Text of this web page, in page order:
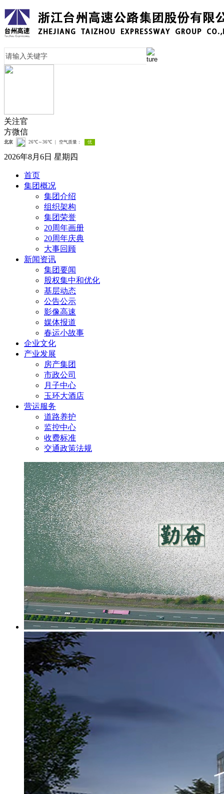
关注官
方微信
2026年8月6日 星期四
首页
集团概况
集团介绍
组织架构
集团荣誉
20周年画册
20周年庆典
大事回顾
新闻资讯
集团要闻
股权集中和优化
基层动态
公告公示
影像高速
媒体报道
春运小故事
企业文化
产业发展
房产集团
市政公司
月子中心
玉环大酒店
营运服务
道路养护
监控中心
收费标准
交通政策法规